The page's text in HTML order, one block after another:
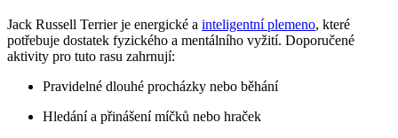
Jack Russell Terrier je energické a inteligentní plemeno, které
potřebuje dostatek fyzického a mentálního vyžití. Doporučené‍
aktivity⁤ pro tuto rasu zahrnují:
Pravidelné‍ dlouhé procházky ⁢nebo běhání
Hledání a ⁤přinášení míčků nebo hraček